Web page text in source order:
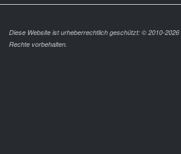
Diese Website ist urheberrechtlich geschützt: © 2010-2026
Rechte vorbehalten.